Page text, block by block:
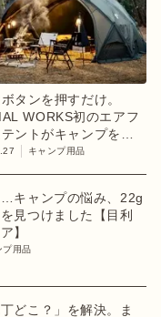
タンを押すだけ。
WORKS初のエアフ
ントがキャンプを変
キャンプ用品
キャンプの悩み、22g
見つけました【目利
】
プ用品
どこ？」を解決。ま